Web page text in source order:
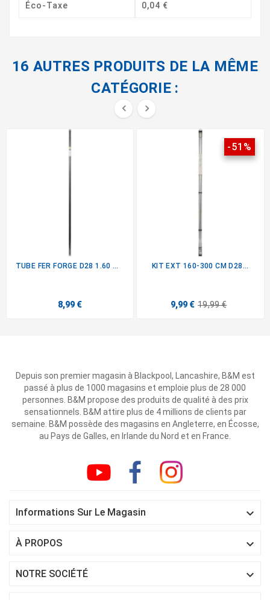
Éco-Taxe 0,04 €
16 AUTRES PRODUITS DE LA MÊME
CATÉGORIE :
 
TUBE FER FORGE D28 1.60 M -...
8,99 €
-51%
KIT EXT 160-300 CM D28...
9,99 € 19,99 €
Depuis son premier magasin à Blackpool, Lancashire, B&M est
passé à plus de 1000 magasins et emploie plus de 28 000
personnes. B&M propose des produits de qualité à des prix
sensationnels. B&M attire plus de 4 millions de clients par
semaine. B&M possède des magasins en Angleterre, en Écosse,
au Pays de Galles, en Irlande du Nord et en France.
Informations Sur Le Magasin 
À PROPOS 
NOTRE SOCIÉTÉ 